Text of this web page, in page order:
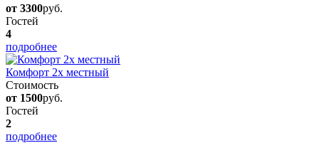
от 3300руб.
Гостей
4
подробнее
Комфорт 2х местный
Стоимость
от 1500руб.
Гостей
2
подробнее